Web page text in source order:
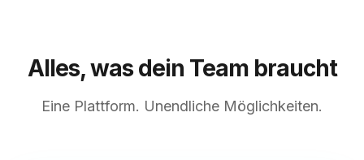
Alles, was dein Team braucht
Eine Plattform. Unendliche Möglichkeiten.